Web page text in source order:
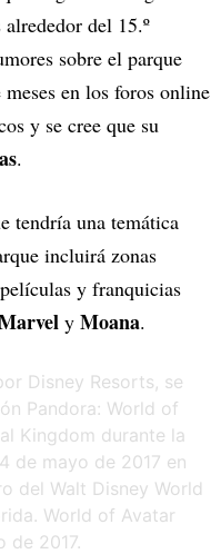
del 15.º
sobre el parque
en los foros online
y se cree que su
.
tendría una temática
incluirá zonas
y franquicias
y Moana.